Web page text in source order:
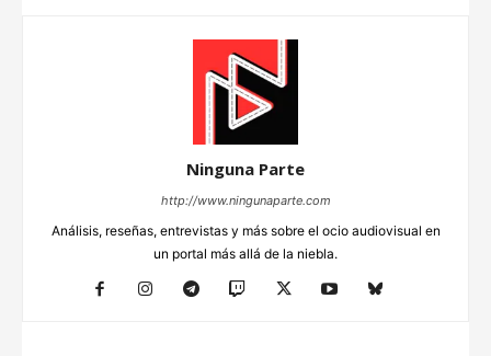
Ninguna Parte
http://www.ningunaparte.com
Análisis, reseñas, entrevistas y más sobre el ocio audiovisual en
un portal más allá de la niebla.